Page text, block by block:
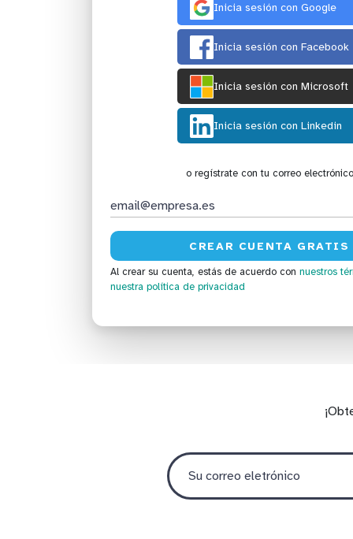
Inicia sesión con Google
Inicia sesión con Facebook
Inicia sesión con Microsoft
Inicia sesión con Linkedin
o regístrate con tu correo electrónico
Al crear su cuenta, estás de acuerdo con nuestros
nuestra política de privacidad